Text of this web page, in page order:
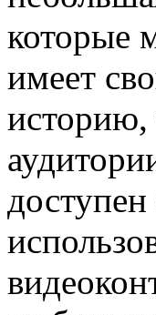
которые
имеет
историю,